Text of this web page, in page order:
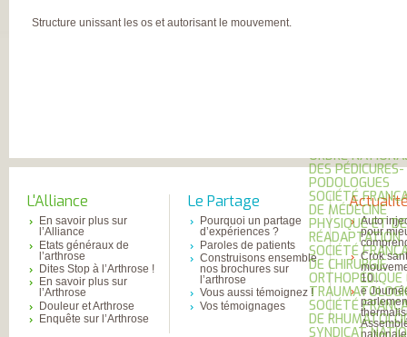
ORDRE
DES PÉDICURES-
PODOLOGUES
SOCIÉTÉ
DE MÉDECINE
PHYSIQUE ET DE
RÉADAPTATION
SOCIÉTÉ
DE CHIRURGIE
SOCIÉTÉ
DE
SYNDICAT
Structure unissant les os et autorisant le mouvement.
L'Alliance
En savoir plus sur
l’Alliance
Etats généraux de
l’arthrose
Dites Stop à l’Arthrose !
En savoir plus sur
l’Arthrose
Douleur et Arthrose
Enquête sur l’Arthrose
Le Partage
Pourquoi un partage
d’expériences ?
Paroles de patients
Construisons ensemble
nos brochures sur
l’arthrose
Vous aussi témoignez !
Vos témoignages
Auto
pour
Crok
10...
e